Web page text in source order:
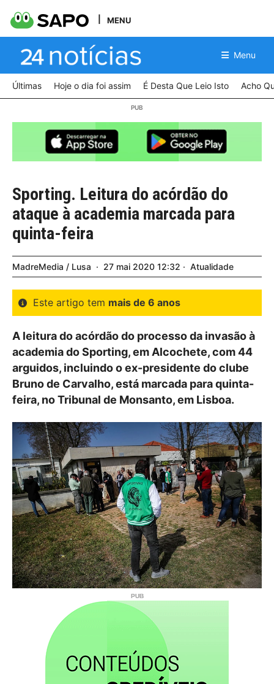
MENU
Menu
Últimas Hoje o dia foi assim É Desta Que Leio Isto Acho
Sporting. Leitura do acórdão do
ataque à academia marcada para
quinta-feira
MadreMedia / Lusa 27 mai 2020 12:32 Atualidade
Este artigo tem mais de 6 anos
A leitura do acórdão do processo da invasão à
academia do Sporting, em Alcochete, com 44
arguidos, incluindo o ex-presidente do clube
Bruno de Carvalho, está marcada para quinta-
feira, no Tribunal de Monsanto, em Lisboa.